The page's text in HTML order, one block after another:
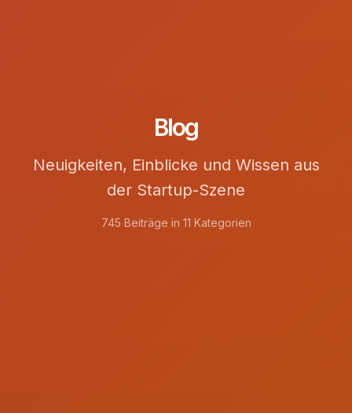
Blog
Neuigkeiten, Einblicke und Wissen aus
der Startup-Szene
745 Beiträge in 11 Kategorien